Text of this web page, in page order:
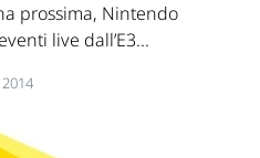
prossima, Nintendo
live dall’E3...